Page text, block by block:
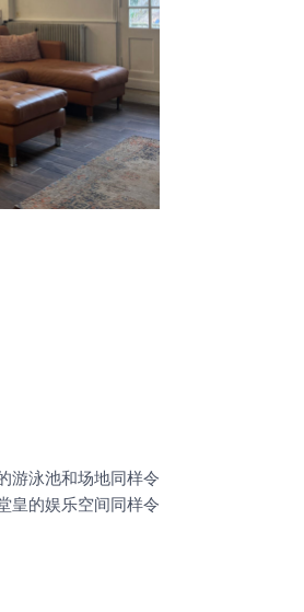
游泳池和场地同样令
皇的娱乐空间同样令